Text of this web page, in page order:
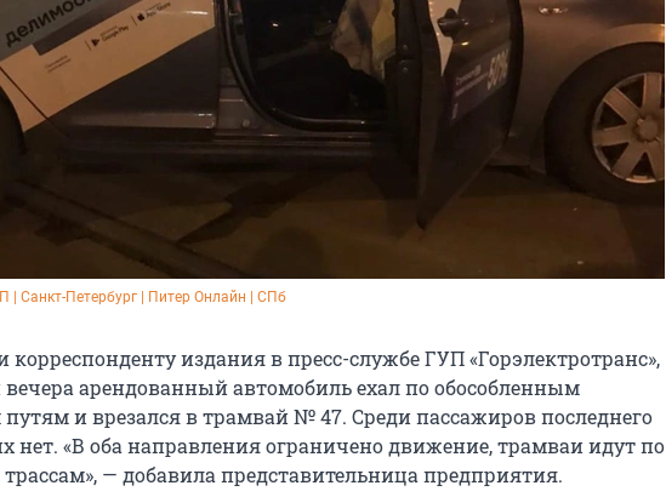
| Санкт-Петербург | Питер Онлайн | СПб
корреспонденту издания в пресс-службе ГУП «Горэлектротранс»,
вечера арендованный автомобиль ехал по обособленным
и врезался в трамвай № 47. Среди пассажиров последнего
нет. «В оба направления ограничено движение, трамваи идут по
— добавила представительница предприятия.